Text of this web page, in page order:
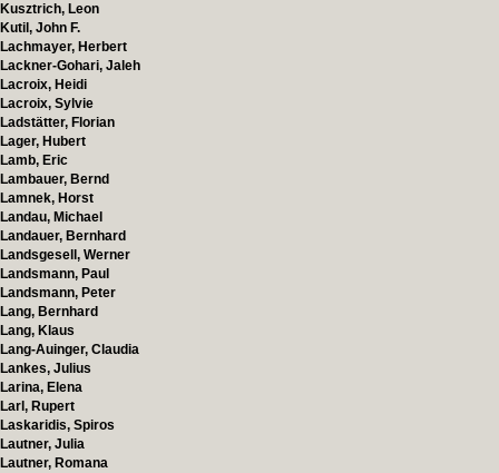
Kusztrich, Leon
Kutil, John F.
Lachmayer, Herbert
Lackner-Gohari, Jaleh
Lacroix, Heidi
Lacroix, Sylvie
Ladstätter, Florian
Lager, Hubert
Lamb, Eric
Lambauer, Bernd
Lamnek, Horst
Landau, Michael
Landauer, Bernhard
Landsgesell, Werner
Landsmann, Paul
Landsmann, Peter
Lang, Bernhard
Lang, Klaus
Lang-Auinger, Claudia
Lankes, Julius
Larina, Elena
Larl, Rupert
Laskaridis, Spiros
Lautner, Julia
Lautner, Romana